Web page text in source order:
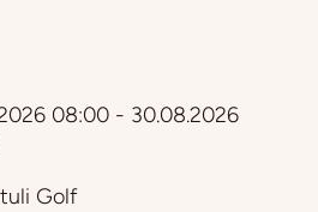
08:00 - 30.08.2026
Golf